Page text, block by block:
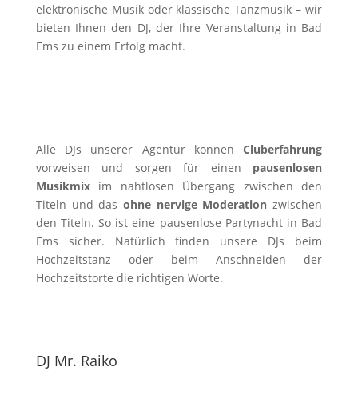
elektronische Musik oder klassische Tanzmusik – wir
bieten Ihnen den DJ, der Ihre Veranstaltung in Bad
Ems zu einem Erfolg macht.
Alle DJs unserer Agentur könnenCluberfahrung
vorweisen und sorgen für einen pausenlosen
Musikmixim nahtlosen Übergang zwischen den
Titeln und das ohne nervige Moderation zwischen
den Titeln. So ist eine pausenlose Partynacht in Bad
Ems sicher. Natürlich finden unsere DJs beim
Hochzeitstanz oder beim Anschneiden der
Hochzeitstorte die richtigen Worte.
DJ Mr. Raiko